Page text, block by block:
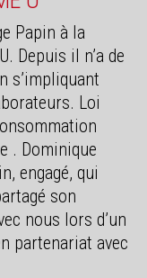
Papin à la
Depuis il n’a de
s’impliquant
Loi
. Dominique
engagé, qui
son
nous lors d’un
partenariat avec